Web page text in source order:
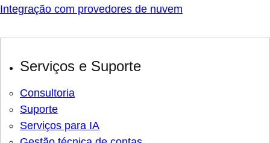
Integração com provedores de nuvem
Serviços e Suporte
Consultoria
Suporte
Serviços para IA